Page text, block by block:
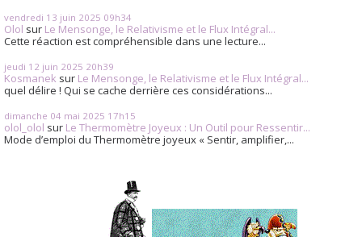
vendredi 13 juin 2025 09h34
Olol sur Le Mensonge, le Relativisme et le Flux Intégral...
Cette réaction est compréhensible dans une lecture...
jeudi 12 juin 2025 20h39
Kosmanek sur Le Mensonge, le Relativisme et le Flux Intégral...
quel délire ! Qui se cache derrière ces considérations...
dimanche 04 mai 2025 17h15
olol_olol sur Le Thermomètre Joyeux : Un Outil pour Ressentir...
Mode d’emploi du Thermomètre joyeux « Sentir, amplifier,...